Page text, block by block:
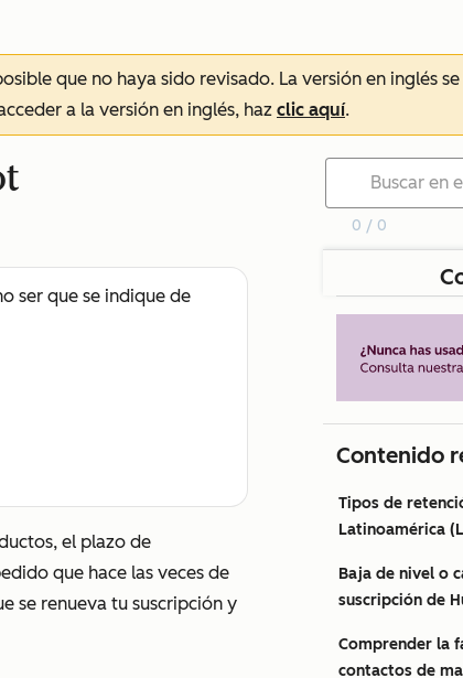
que no haya sido revisado. La versión en inglés
a la versión en inglés, haz clic aquí.
ser que se indique de
el plazo de
que hace las veces de
se renueva tu suscripción y
0 / 0
Contenido
Tipos de
Latinoamérica
Baja de nivel o
suscripción de
Comprender la
contactos de